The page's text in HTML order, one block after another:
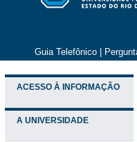
Guia Telefônico
ACESSO À INFORMAÇÃO
A UNIVERSIDADE